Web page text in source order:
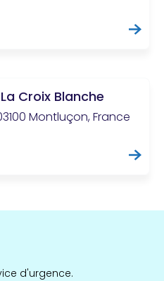
Croix Blanche
Montluçon, France
d'urgence.